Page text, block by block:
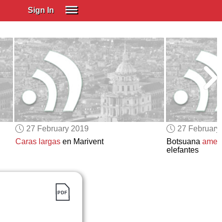
Sign In
Spanish (Spain)
Spanish (Latino)
SUBSCRIBE
EDUCATIONAL LICENSES
GIFT CARDS
OTHER LANGUAGES
27 February 2019
Caras largasen Marivent
27
Botsuana
elefantes